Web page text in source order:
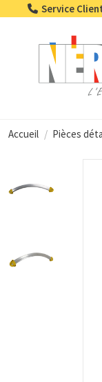
Service
Accueil Pièces